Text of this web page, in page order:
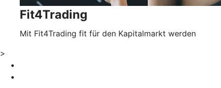
Fit4Trading
Mit Fit4Trading fit für den Kapitalmarkt werden
>